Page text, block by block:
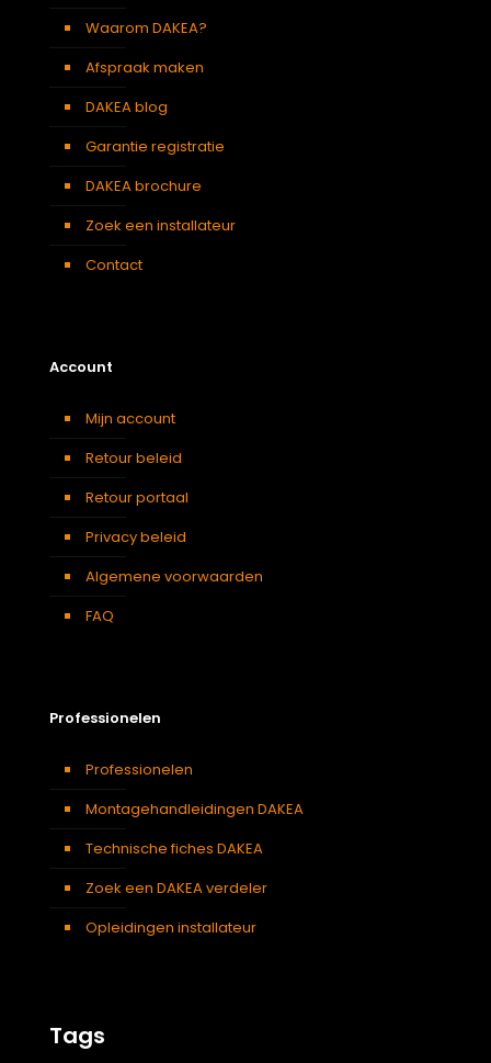
Waarom DAKEA?
Afspraak maken
DAKEA blog
Garantie registratie
DAKEA brochure
Zoek een installateur
Contact
Account
Mijn account
Retour beleid
Retour portaal
Privacy beleid
Algemene voorwaarden
FAQ
Professionelen
Professionelen
Montagehandleidingen DAKEA
Technische fiches DAKEA
Zoek een DAKEA verdeler
Opleidingen installateur
Tags